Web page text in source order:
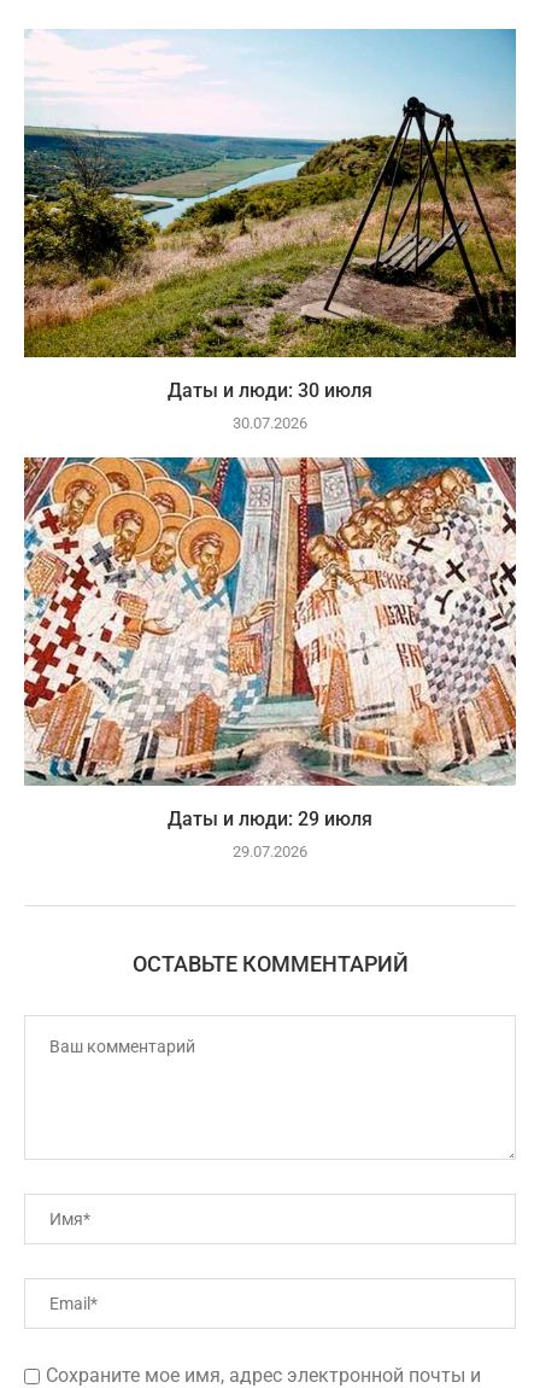
Даты и люди: 30 июля
30.07.2026
Даты и люди: 29 июля
29.07.2026
ОСТАВЬТЕ КОММЕНТАРИЙ
Сохраните мое имя, адрес электронной почты и